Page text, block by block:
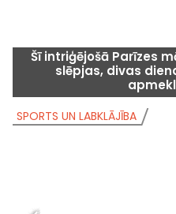
Šī intriģējošā Parīzes
slēpjas, divas
SPORTS UN LABKLĀJĪBA